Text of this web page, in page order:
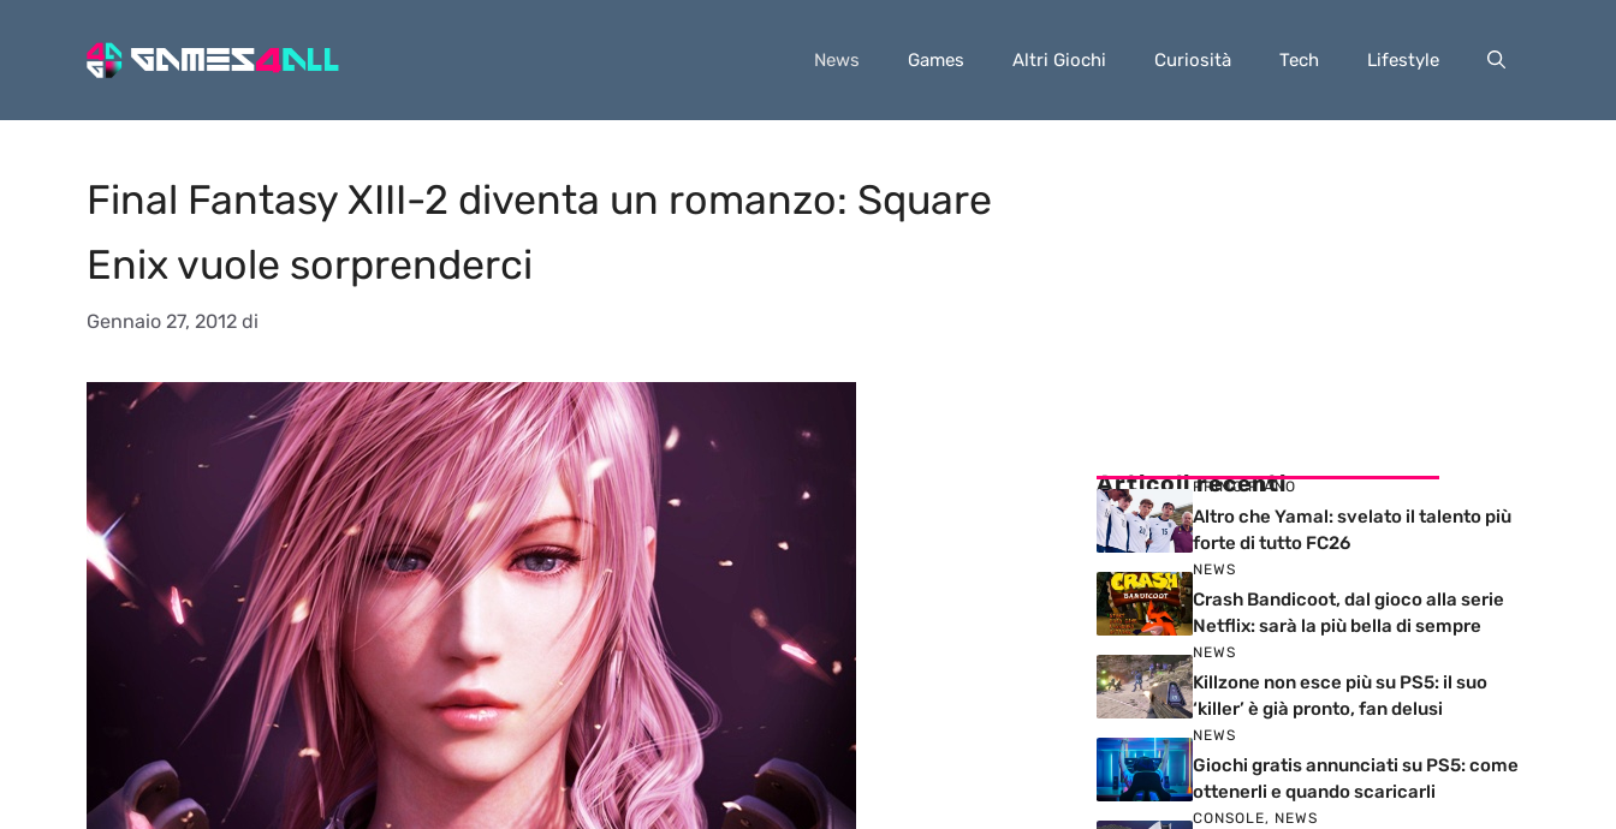
News Games Altri Giochi Curiosità Tech Lifestyle
Final Fantasy XIII-2 diventa un romanzo: Square
Enix vuole sorprenderci
Gennaio 27, 2012 di
Articoli recenti
PRIMO PIANO
Altro che Yamal: svelato il talento più
forte di tutto FC26
NEWS
Crash Bandicoot, dal gioco alla serie
Netflix: sarà la più bella di sempre
NEWS
Killzone non esce più su PS5: il suo
‘killer’ è già pronto, fan delusi
NEWS
Giochi gratis annunciati su PS5: come
ottenerli e quando scaricarli
CONSOLE, NEWS